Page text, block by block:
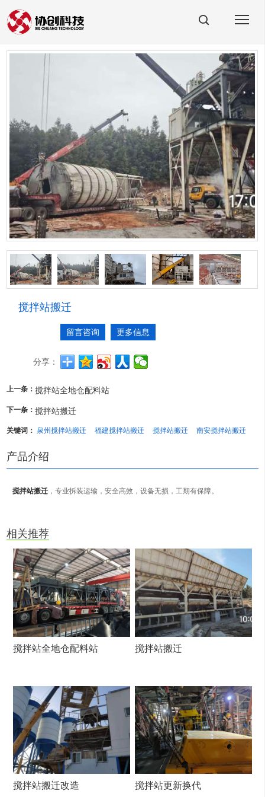
搅拌站搬迁
留言咨询 更多信息
分享：
上一条：搅拌站全地仓配料站
下一条：搅拌站搬迁
关键词： 泉州搅拌站搬迁 福建搅拌站搬迁 搅拌站搬迁 南安搅拌站搬迁
产品介绍
搅拌站搬迁 ，专业拆装运输，安全高效，设备无损，工期有保障。
相关推荐
搅拌站全地仓配料站 搅拌站搬迁
搅拌站搬迁改造 搅拌站更新换代